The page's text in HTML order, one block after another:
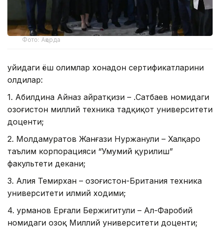
Фото: Ақорда
Қуйидаги ёш олимлар хонадон сертификатларини
олдилар:
1. Абилдина Айназ Қайратқизи – Қ.Сатбаев номидаги
Қозоғистон миллий техника тадқиқот университети
доценти;
2. Молдамуратов Жанғази Нуржанули – Халқаро
таълим корпорацияси “Умумий қурилиш”
факультети декани;
3. Алия Темирхан – Қозоғистон-Британия техника
университети илмий ходими;
4. Қурманов Ерғали Бержигитули – Ал-Фаробий
номидаги Қозоқ Миллий университети доценти;